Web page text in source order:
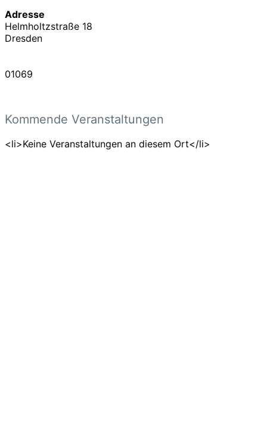
Adresse
Helmholtzstraße 18
Dresden
01069
Kommende Veranstaltungen
<li>Keine Veranstaltungen an diesem Ort</li>